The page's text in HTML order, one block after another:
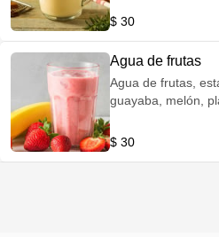
$ 30
Agua de frutas
Agua de frutas,
guayaba, melón,
$ 30